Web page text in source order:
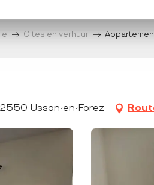
Gites en verhuur
Usson-en-Forez